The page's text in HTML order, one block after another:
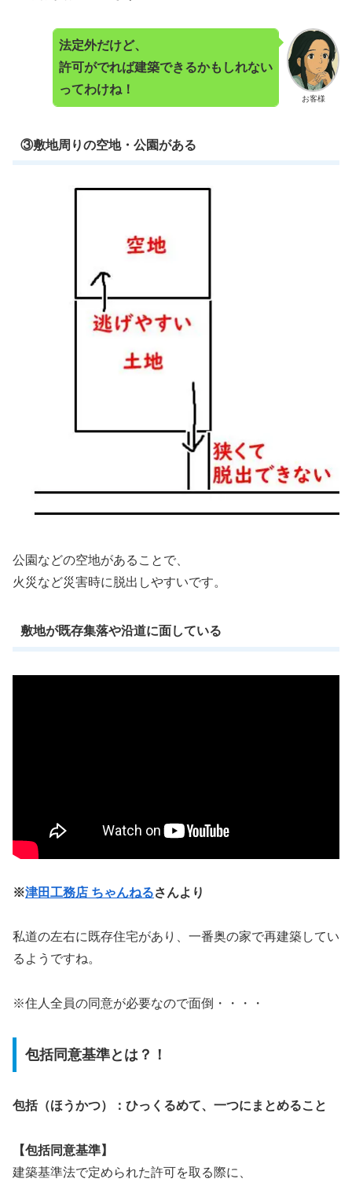
お客様
法定外だけど、
許可がでれば建築できるかもしれない
ってわけね！
③敷地周りの空地・公園がある
公園などの空地があることで、
火災など災害時に脱出しやすいです。
敷地が既存集落や沿道に面している
※津田工務店 ちゃんねるさんより
私道の左右に既存住宅があり、一番奥の家で再建築してい
るようですね。
※住人全員の同意が必要なので面倒・・・・
包括同意基準とは？！
包括（ほうかつ）：ひっくるめて、一つにまとめること
【包括同意基準】
建築基準法で定められた許可を取る際に、